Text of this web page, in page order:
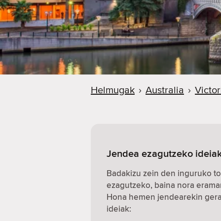
Helmugak › Australia ›
Jendea ezagutzeko
Badakizu zein den inguruko
ezagutzeko, baina nora
Hona hemen jendearekin
ideiak: